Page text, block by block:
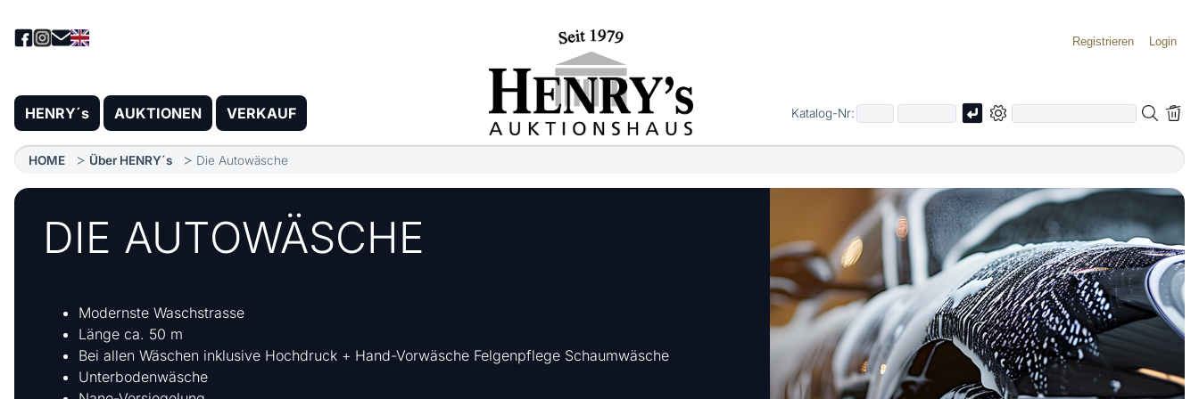
Registrieren Login
HENRY´s AUKTIONEN VERKAUF Katalog-Nr:
HOME Über HENRY´s Die Autowäsche
DIE AUTOWÄSCHE
Modernste Waschstrasse
Länge ca. 50 m
Bei allen Wäschen inklusive Hochdruck + Hand-Vorwäsche Felgenpflege Schaumwäsche
Unterbodenwäsche